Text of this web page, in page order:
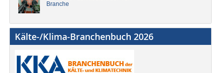
Branche
Kälte-/Klima-Branchenbuch 2026